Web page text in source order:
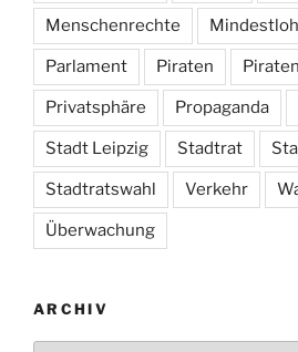
Menschenrechte
Parlament Piraten
Privatsphäre Propaganda
Stadt Leipzig Stadtrat
Stadtratswahl Verkehr
Überwachung
ARCHIV